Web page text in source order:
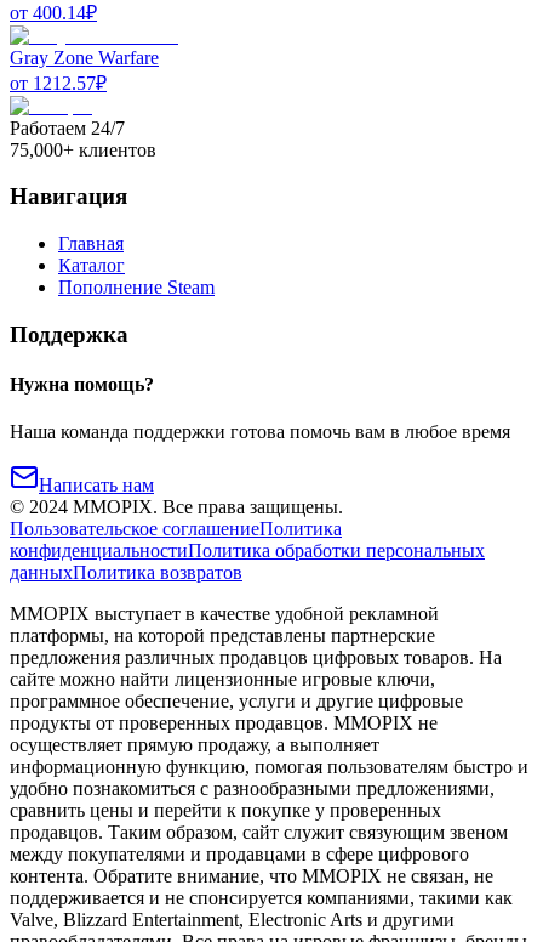
от 400.14₽
Gray Zone Warfare
от 1212.57₽
Работаем 24/7
75,000+ клиентов
Навигация
Главная
Каталог
Пополнение Steam
Поддержка
Нужна помощь?
Наша команда поддержки готова помочь вам в любое время
Написать нам
© 2024 MMOPIX. Все права защищены.
Пользовательское соглашениеПолитика
конфиденциальностиПолитика обработки персональных
данныхПолитика возвратов
MMOPIX выступает в качестве удобной рекламной
платформы, на которой представлены партнерские
предложения различных продавцов цифровых товаров. На
сайте можно найти лицензионные игровые ключи,
программное обеспечение, услуги и другие цифровые
продукты от проверенных продавцов. MMOPIX не
осуществляет прямую продажу, а выполняет
информационную функцию, помогая пользователям быстро и
удобно познакомиться с разнообразными предложениями,
сравнить цены и перейти к покупке у проверенных
продавцов. Таким образом, сайт служит связующим звеном
между покупателями и продавцами в сфере цифрового
контента. Обратите внимание, что MMOPIX не связан, не
поддерживается и не спонсируется компаниями, такими как
Valve, Blizzard Entertainment, Electronic Arts и другими